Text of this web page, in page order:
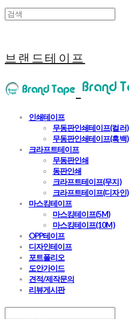
브랜드테이프
인쇄테이프
무동판인쇄테이프(컬러)
무동판인쇄테이프(흑백)
크라프트테이프
무동판인쇄
동판인쇄
크라프트테이프(무지)
크라프트테이프(디자인)
마스킹테이프
마스킹테이프(5M)
마스킹테이프(10M)
OPP테이프
디자인테이프
포트폴리오
도안가이드
견적/제작문의
리뷰게시판